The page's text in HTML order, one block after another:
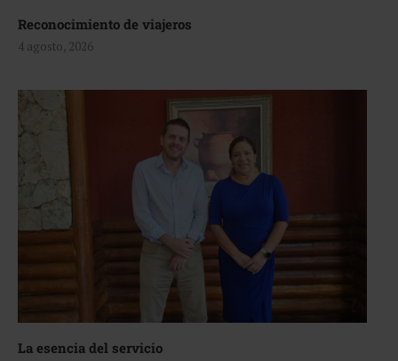
Reconocimiento de viajeros
4 agosto, 2026
La esencia del servicio